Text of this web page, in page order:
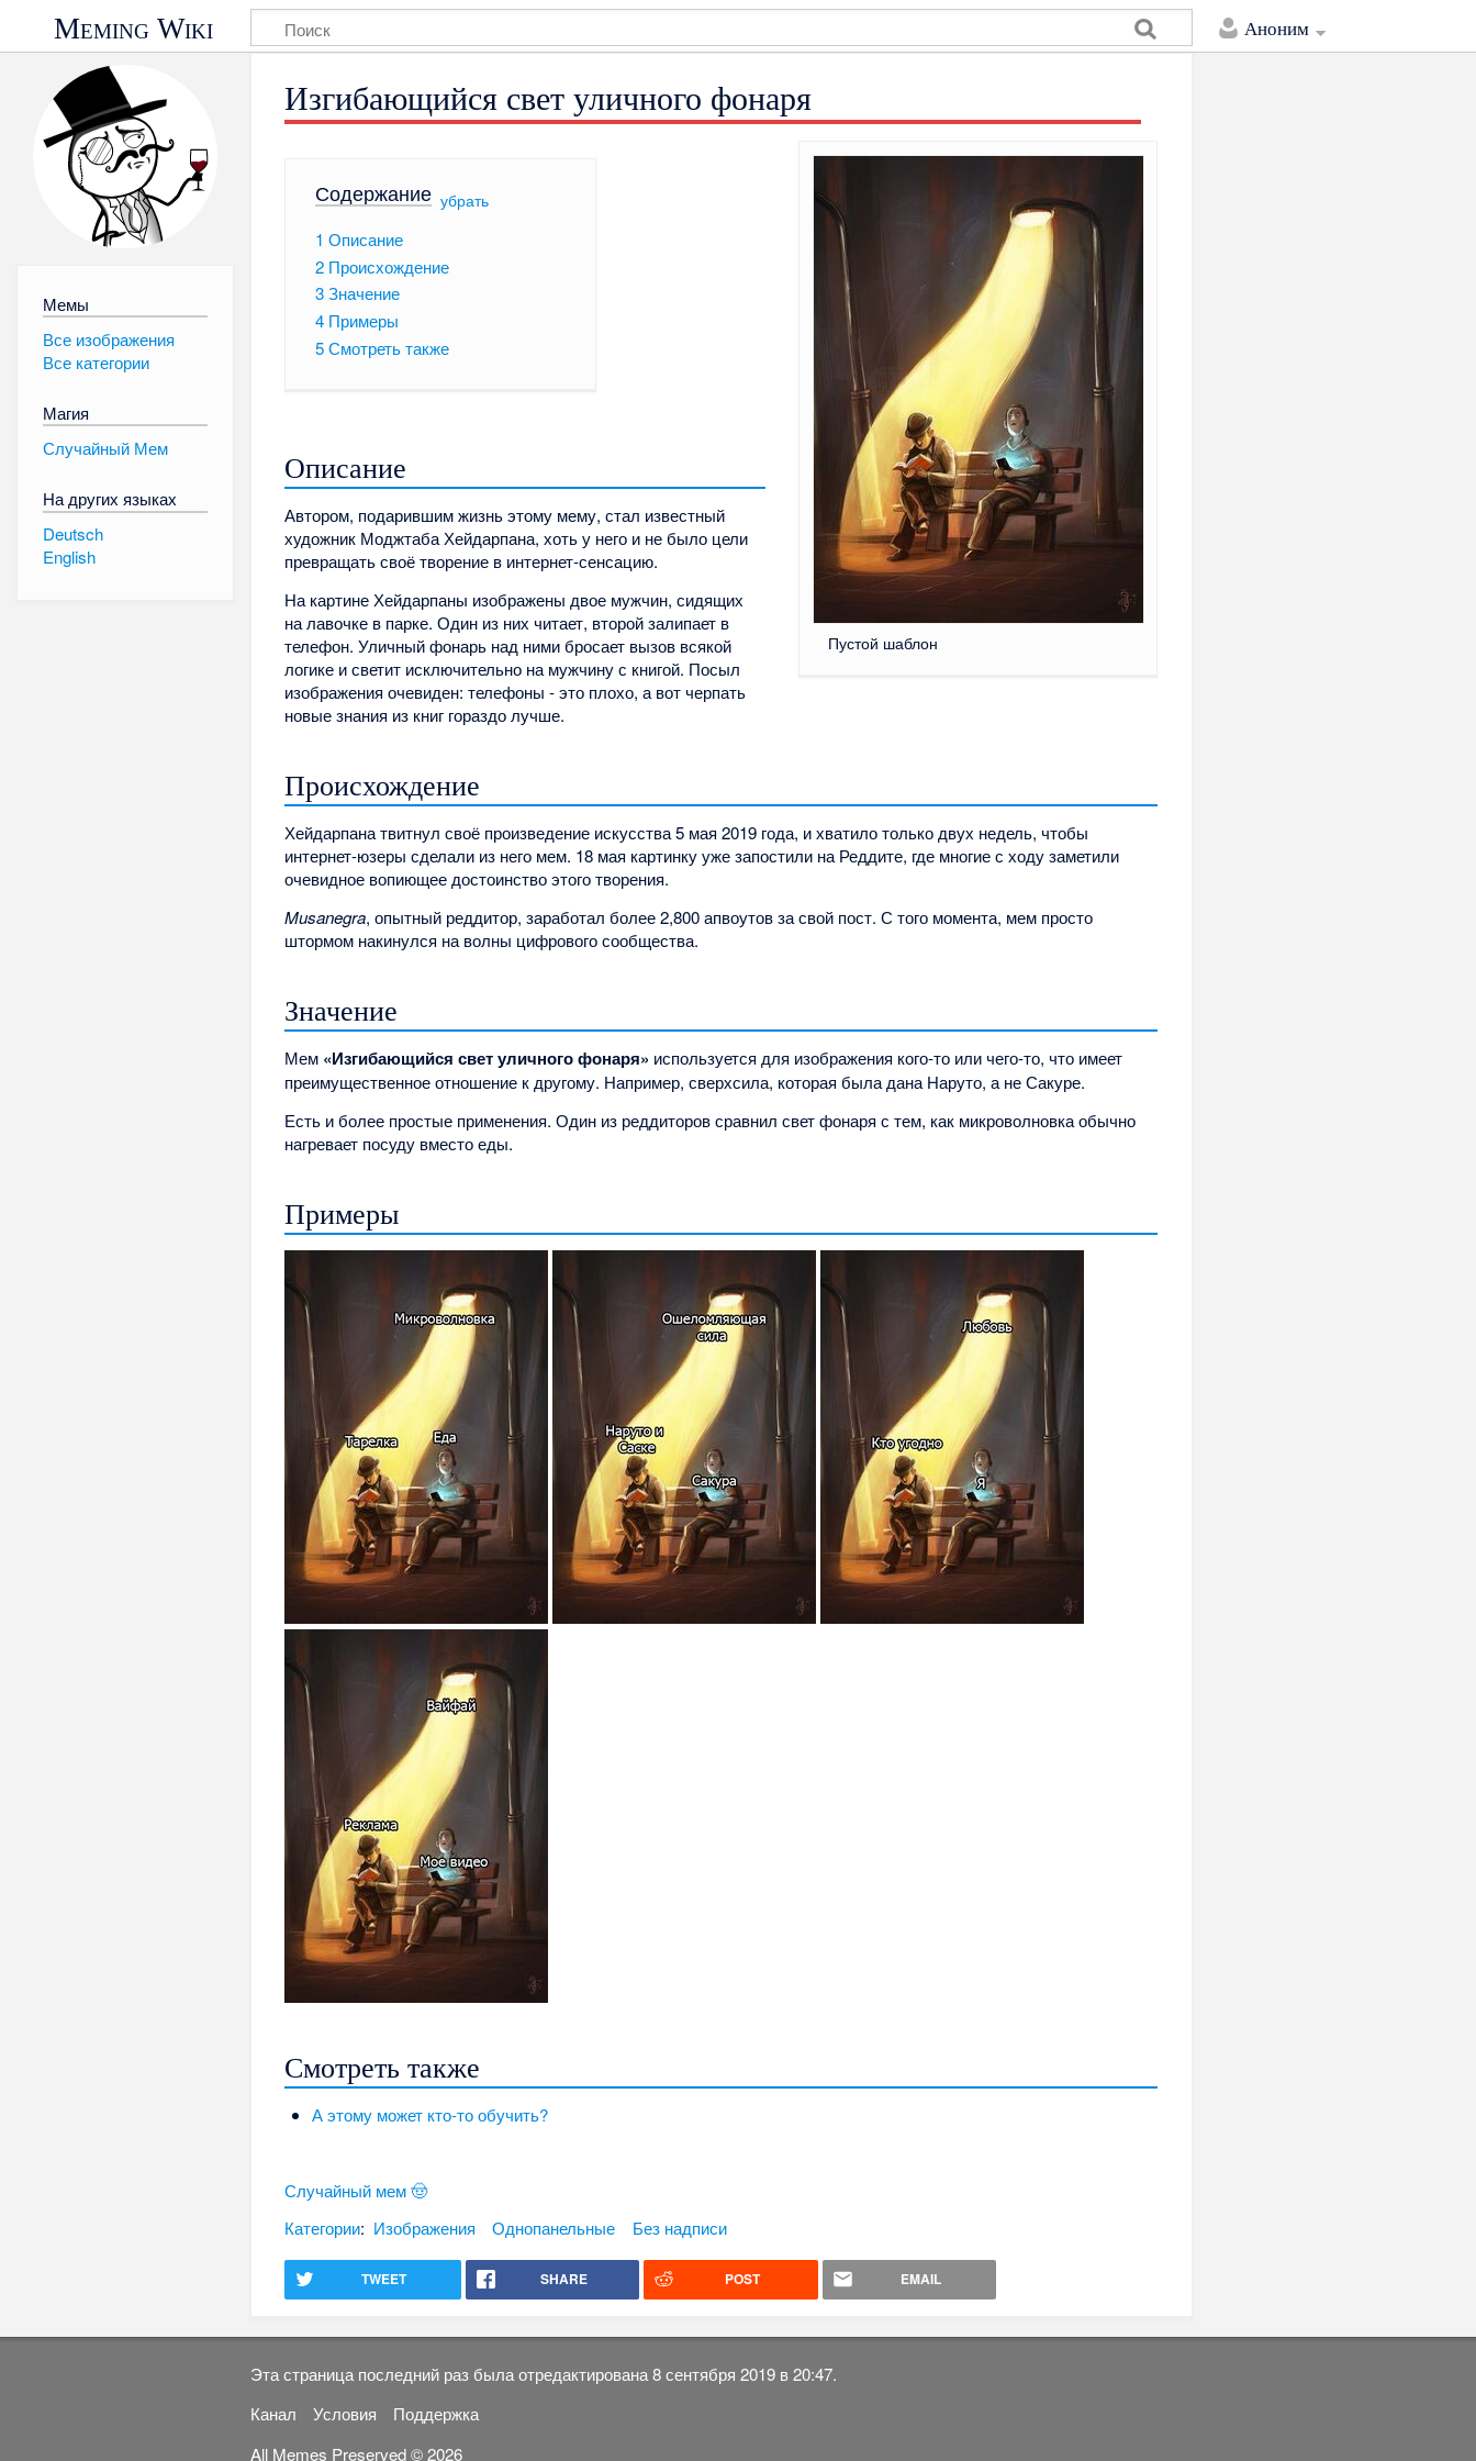
Аноним
Meming Wiki
Мемы
Все изображения
Все категории
Магия
Случайный Мем
На других языках
Deutsch
English
Изгибающийся свет уличного фонаря
Пустой шаблон
Содержание[ убрать]
1 Описание
2 Происхождение
3Значение
4 Примеры
5Смотреть также
Описание
Автором, подарившим жизнь этому мему, стал известный
художник Моджтаба Хейдарпана, хоть у него и не было цели
превращать своё творение в интернет-сенсацию.
На картине Хейдарпаны изображены двое мужчин, сидящих
на лавочке в парке. Один из них читает, второй залипает в
телефон. Уличный фонарь над ними бросает вызов всякой
логике и светит исключительно на мужчину с книгой. Посыл
изображения очевиден: телефоны - это плохо, а вот черпать
новые знания из книг гораздо лучше.
Происхождение
Хейдарпана твитнул своё произведение искусства 5 мая 2019 года, и хватило только двух недель, чтобы
интернет-юзеры сделали из него мем. 18 мая картинку уже запостили на Реддите, где многие с ходу заметили
очевидное вопиющее достоинство этого творения.
Musanegra, опытный реддитор, заработал более 2,800 апвоутов за свой пост. С того момента, мем просто
штормом накинулся на волны цифрового сообщества.
Значение
Мем «Изгибающийся свет уличного фонаря» используется для изображения кого-то или чего-то, что имеет
преимущественное отношение к другому. Например, сверхсила, которая была дана Наруто, а не Сакуре.
Есть и более простые применения. Один из реддиторов сравнил свет фонаря с тем, как микроволновка обычно
нагревает посуду вместо еды.
Примеры
Смотреть также
А этому может кто-то обучить?
Случайный мем 🤠
Категории: Изображения Однопанельные Без надписи
TWEET SHARE POST EMAIL
Эта страница последний раз была отредактирована 8 сентября 2019 в 20:47.
Канал
Условия
Поддержка
All Memes Preserved © 2026